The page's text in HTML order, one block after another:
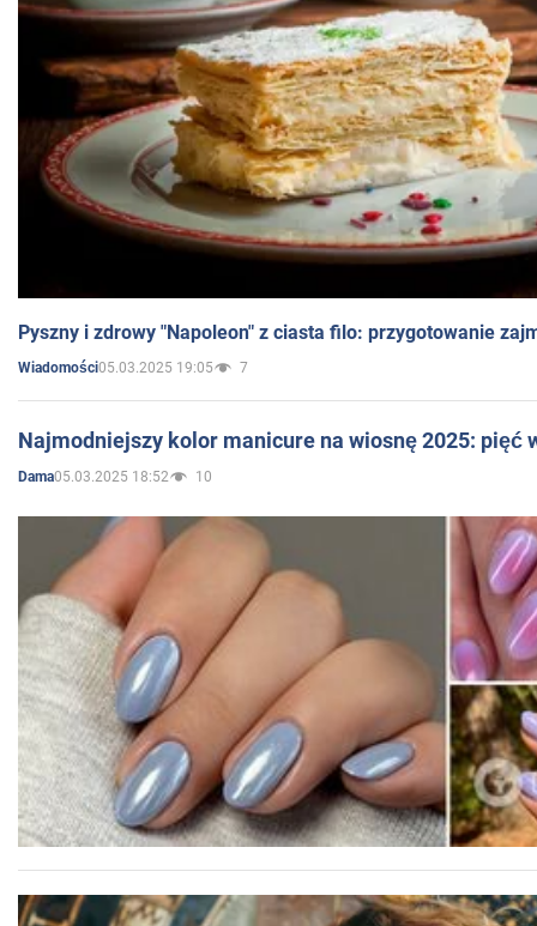
Pyszny i zdrowy "Napoleon" z ciasta filo: przygotowanie
Wiadomości05.03.2025 19:05 7
Najmodniejszy kolor manicure na wiosnę 2025: pięć
Dama05.03.2025 18:52 10